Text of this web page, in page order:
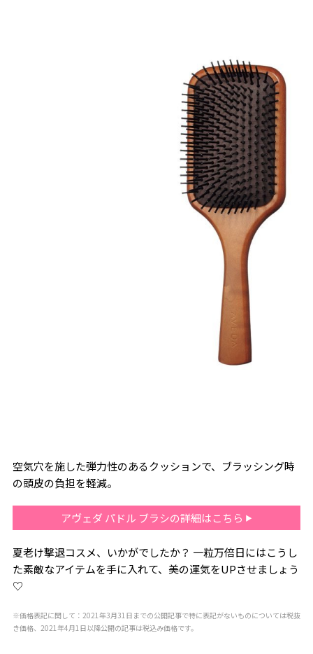
空気穴を施した弾力性のあるクッションで、ブラッシング時
の頭皮の負担を軽減。
アヴェダ パドル ブラシの詳細はこちら
夏老け撃退コスメ、いかがでしたか？ 一粒万倍日にはこうし
た素敵なアイテムを手に入れて、美の運気をUPさせましょう
♡
※価格表記に関して：2021年3月31日までの公開記事で特に表記がないものについては税抜
き価格、2021年4月1日以降公開の記事は税込み価格です。